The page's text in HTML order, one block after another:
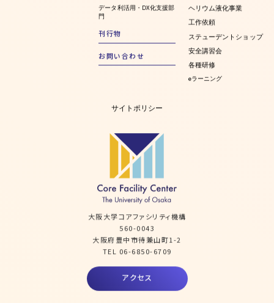
データ利活用・DX化支援部
門
刊行物
お問い合わせ
ヘリウム液化事業
工作依頼
ステューデントショップ
安全講習会
各種研修
eラーニング
サイトポリシー
大阪大学コアファシリティ機構
560-0043
大阪府豊中市待兼山町1-2
TEL 06-6850-6709
アクセス